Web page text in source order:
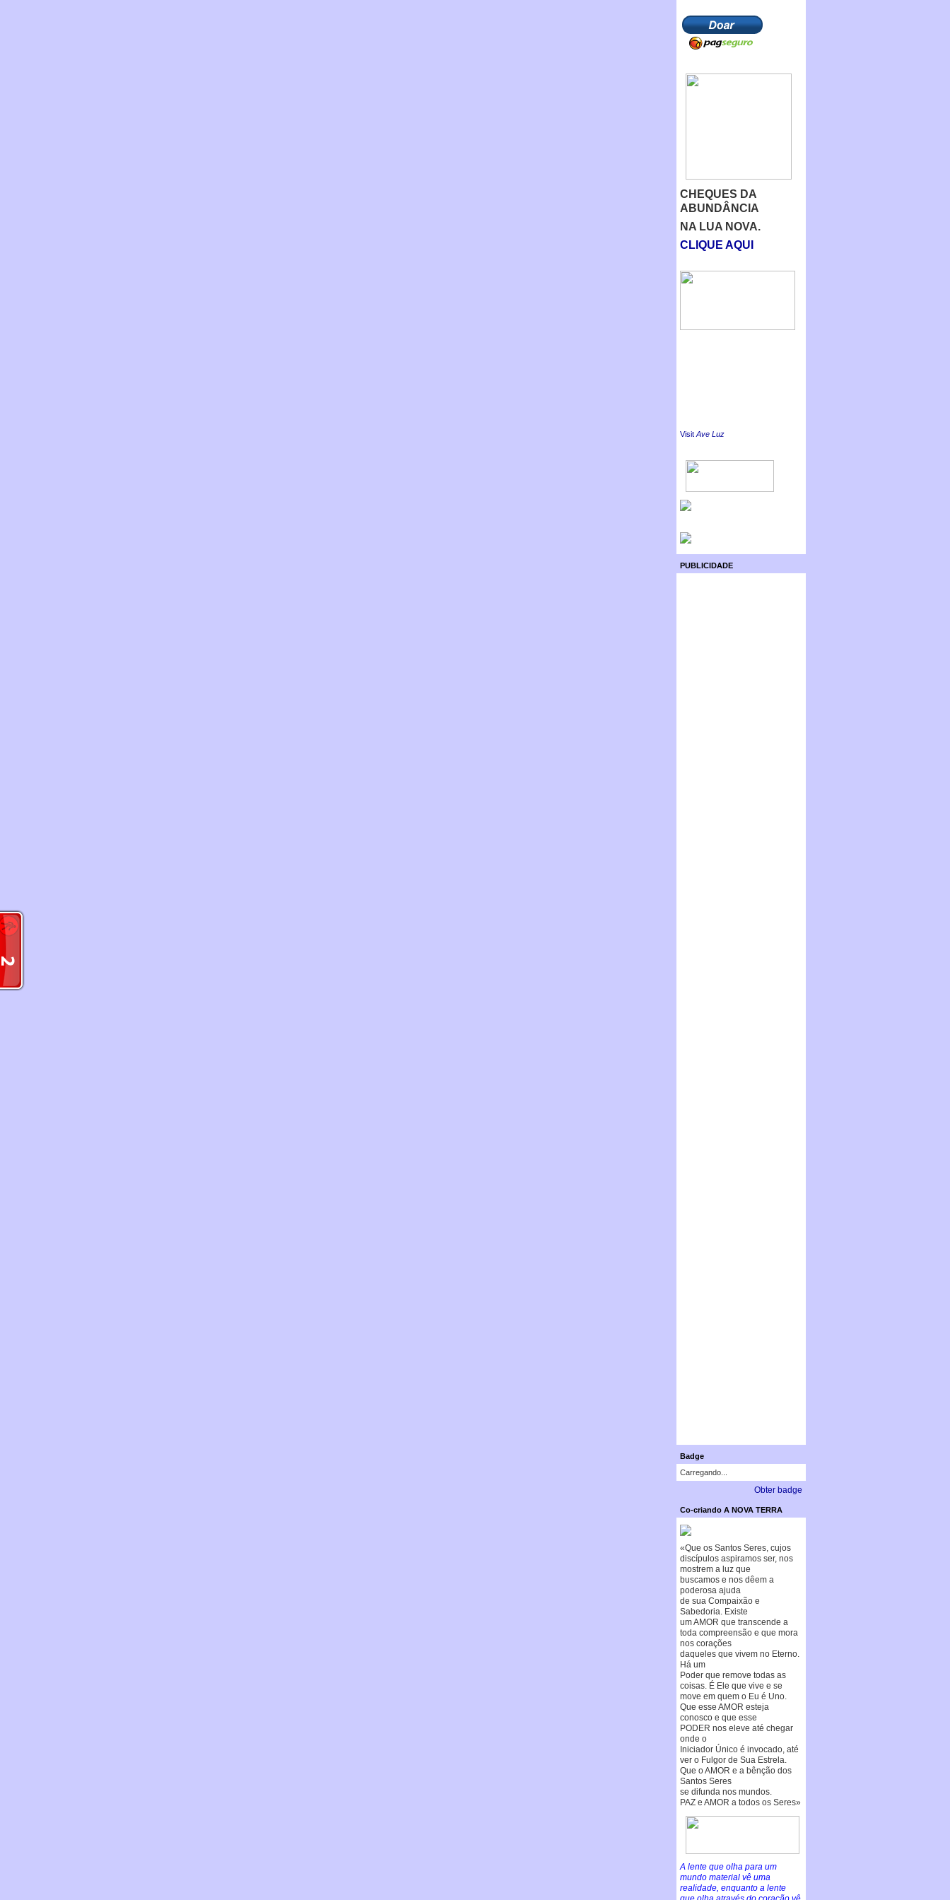
CHEQUES DA
ABUNDÂNCIA
NA LUA NOVA.
CLIQUE AQUI
Visit Ave Luz
PUBLICIDADE
Badge
Carregando...
Obter badge
Co-criando A NOVA TERRA
«Que os Santos Seres, cujos
discípulos aspiramos ser, nos
mostrem a luz que
buscamos e nos dêem a
poderosa ajuda
de sua Compaixão e
Sabedoria. Existe
um AMOR que transcende a
toda compreensão e que mora
nos corações
daqueles que vivem no Eterno.
Há um
Poder que remove todas as
coisas. É Ele que vive e se
move em quem o Eu é Uno.
Que esse AMOR esteja
conosco e que esse
PODER nos eleve até chegar
onde o
Iniciador Único é invocado, até
ver o Fulgor de Sua Estrela.
Que o AMOR e a bênção dos
Santos Seres
se difunda nos mundos.
PAZ e AMOR a todos os Seres»
A lente que olha para um
mundo material vê uma
realidade, enquanto a lente